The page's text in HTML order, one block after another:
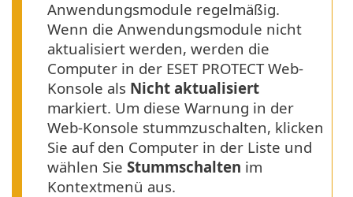
Anwendungsmodule regelmäßig.
Wenn die Anwendungsmodule nicht
aktualisiert werden, werden die
Computer in der ESET PROTECT Web-
Konsole als Nicht aktualisiert
markiert. Um diese Warnung in der
Web-Konsole stummzuschalten, klicken
Sie auf den Computer in der Liste und
wählen Sie Stummschalten im
Kontextmenü aus.